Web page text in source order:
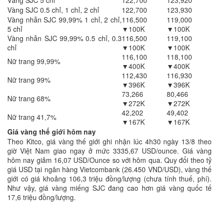
Vàng SJC 0.5 chỉ, 1 chỉ, 2 chỉ
122,700
123,930
Vàng nhẫn SJC 99,99% 1 chỉ, 2 chỉ,
5 chỉ
116,500
▼100K
119,000
▼100K
Vàng nhẫn SJC 99,99% 0.5 chỉ, 0.3
chỉ
116,500
▼100K
119,100
▼100K
Nữ trang 99,99%
116,100
▼400K
118,100
▼400K
Nữ trang 99%
112,430
▼396K
116,930
▼396K
Nữ trang 68%
73,266
▼272K
80,466
▼272K
Nữ trang 41,7%
42,202
▼167K
49,402
▼167K
Giá vàng thế giới hôm nay
Theo Kitco, giá vàng thế giới ghi nhận lúc 4h30 ngày 13/8 theo
giờ Việt Nam giao ngay ở mức 3335,67 USD/ounce. Giá vàng
hôm nay giảm 16,07 USD/Ounce so với hôm qua. Quy đổi theo tỷ
giá USD tại ngân hàng Vietcombank (26.450 VND/USD), vàng thế
giới có giá khoảng 106,3 triệu đồng/lượng (chưa tính thuế, phí).
Như vậy, giá vàng miếng SJC đang cao hơn giá vàng quốc tế
17,6 triệu đồng/lượng.